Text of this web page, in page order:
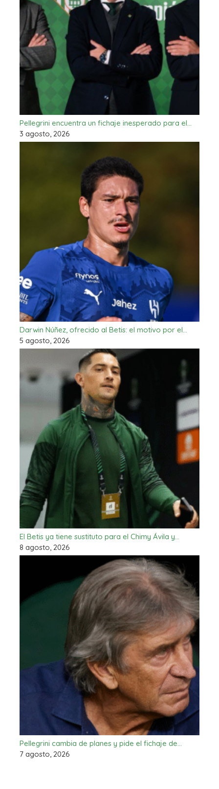
Pellegrini encuentra un fichaje inesperado para el…
3 agosto, 2026
Darwin Núñez, ofrecido al Betis: el motivo por el…
5 agosto, 2026
El Betis ya tiene sustituto para el Chimy Ávila y…
8 agosto, 2026
Pellegrini cambia de planes y pide el fichaje de…
7 agosto, 2026